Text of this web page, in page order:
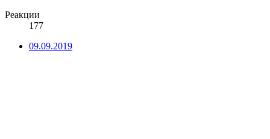
Реакции
177
09.09.2019